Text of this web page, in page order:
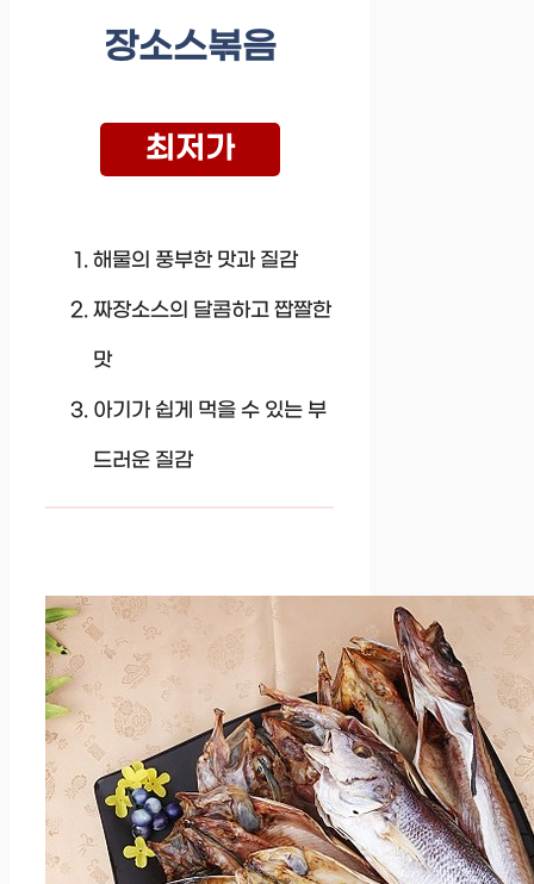
장소스볶음
최저가
해물의 풍부한 맛과 질감
짜장소스의 달콤하고 짭짤한
맛
아기가 쉽게 먹을 수 있는 부
드러운 질감